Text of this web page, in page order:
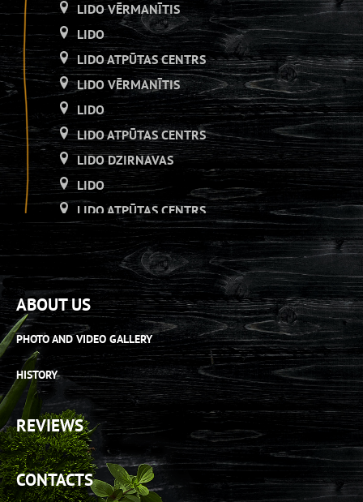
LIDO VĒRMANĪTIS
LIDO
LIDO ATPŪTAS CENTRS
LIDO VĒRMANĪTIS
LIDO
LIDO ATPŪTAS CENTRS
LIDO DZIRNAVAS
LIDO
LIDO ATPŪTAS CENTRS
LIDO DZIRNAVAS
LIDO ATPŪTAS CENTRS
LIDO DZIRNAVAS
LIDO RĪGA PLAZA
LIDO ATPŪTAS CENTRS
LIDO ORIGO
LIDO RĪGA PLAZA
LIDO ATPŪTAS CENTRS
LIDO AS[H]ais veikals
LIDO RĪGA PLAZA
ABOUT US
PHOTO AND VIDEO GALLERY
HISTORY
REVIEWS
CONTACTS